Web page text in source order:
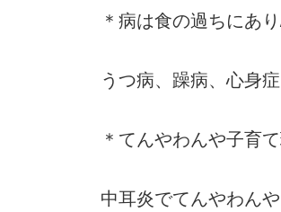
＊病は食の過ちにあ
うつ病、躁病、心身症
＊てんやわんや子育
中耳炎でてんやわん